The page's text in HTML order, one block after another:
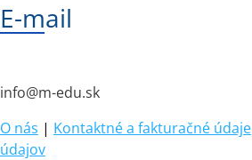
E-mail
info@m-edu.sk
O nás | Kontaktné a fakturačné údaje
údajov